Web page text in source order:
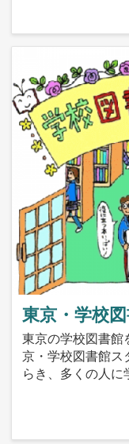
東京・学校
東京の学校図書館
京・学校図書館ス
らき、多くの人に